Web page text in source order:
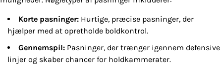
Korte pasninger: Hurtige, præcise pasninger, der
hjælper med at opretholde boldkontrol.
Gennemspil: Pasninger, der trænger igennem defensive
linjer og skaber chancer for holdkammerater.